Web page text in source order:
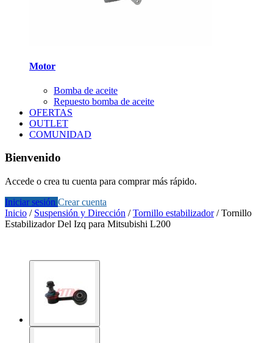
Motor
Bomba de aceite
Repuesto bomba de aceite
OFERTAS
OUTLET
COMUNIDAD
Bienvenido
Accede o crea tu cuenta para comprar más rápido.
Iniciar sesión Crear cuenta
Inicio / Suspensión y Dirección /Tornillo estabilizador/Tornillo
Estabilizador Del Izq para Mitsubishi L200